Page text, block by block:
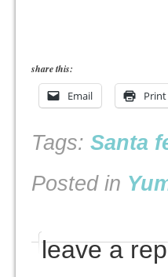
share this:
Email Print
Tags: Santa
Posted in
leave a